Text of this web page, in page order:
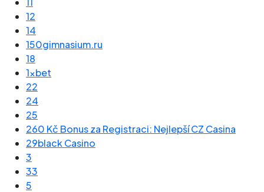
12
14
150gimnasium.ru
18
1xbet
22
24
25
260 Kč Bonus za Registraci: Nejlepší CZ Casina
29black Casino
3
33
5